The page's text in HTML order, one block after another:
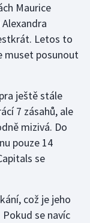
Maurice
Letos to
muset posunout
ještě stále
7 zásahů, ale
mizivá. Do
pouze 14
se
což je jeho
se navíc